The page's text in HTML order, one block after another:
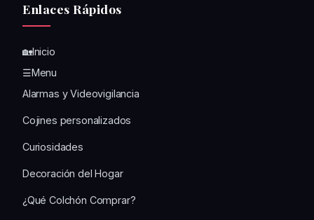
Enlaces Rápidos
🏡Inicio
☰Menu
Alarmas y Videovigilancia
Cojines personalizados
Curiosidades
Decoración del Hogar
¿Qué Colchón Comprar?